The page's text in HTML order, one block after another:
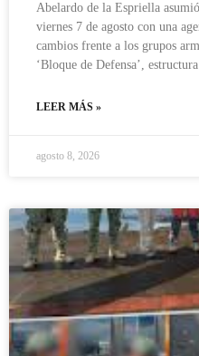
Abelardo de la Espriella
viernes 7 de agosto con una
cambios frente a los grupos
‘Bloque de Defensa’,
LEER MÁS »
agosto 8, 2026